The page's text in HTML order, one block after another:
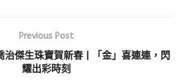
Previous Post
治傑生珠寶賀新春 | 「金」喜連連，閃
耀出彩時刻